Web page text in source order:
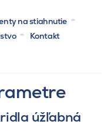
na stiahnutie
Kontakt
úžľabná